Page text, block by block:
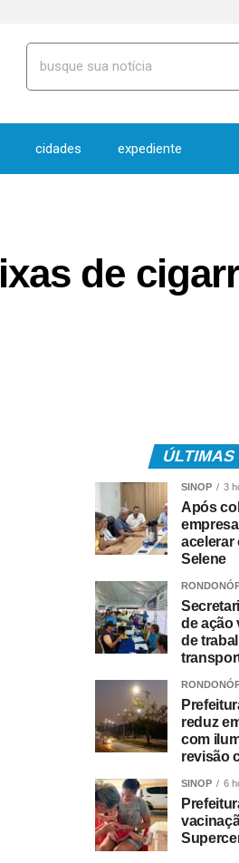
cidades expediente
de
SINOP 3
Após
acelerar
Selene
de ação
de
reduz
com
revisão
SINOP 6